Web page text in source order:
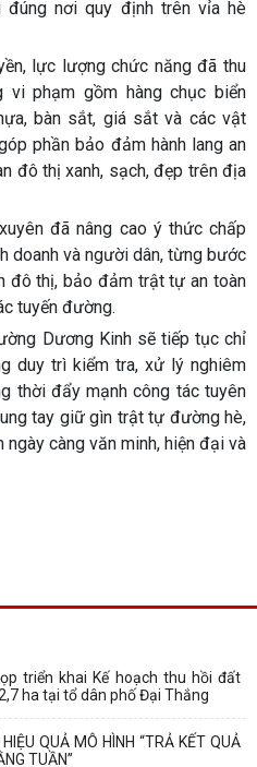
nơi quy định trên vỉa hè
lực lượng chức năng đã thu
phạm gồm hàng chục biển
bàn sắt, giá sắt và các vật
phần bảo đảm hành lang an
đô thị xanh, sạch, đẹp trên địa
đã nâng cao ý thức chấp
doanh và người dân, từng bước
đô thị, bảo đảm trật tự an toàn
tuyến đường.
Dương Kinh sẽ tiếp tục chỉ
duy trì kiểm tra, xử lý nghiêm
thời đẩy mạnh công tác tuyên
tay giữ gìn trật tự đường hè,
càng văn minh, hiện đại và
triển khai Kế hoạch thu hồi đất
ha tại tổ dân phố Đại Thắng
QUẢ MÔ HÌNH “TRẢ KẾT QUẢ
TUẦN”